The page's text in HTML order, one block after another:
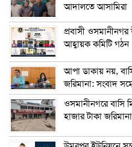
আদালতে আসামিরা
প্রবাসী
আহ্বায়ক কমিটি গঠন
আপা ডাকায় নয়,
জরিমানা: সংবাদ
ওসমানীনগরে বাসি
হাজার টাকা জরিমানা